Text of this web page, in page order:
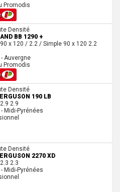
Promodis
Densité
BB 1290 +
x 120 / 2.2 / Simple 90 x 120 2.2
- Auvergne
Promodis
Densité
190 LB
2.9
- Midi-Pyrénées
Densité
2270 XD
2.3
Midi-Pyrénées